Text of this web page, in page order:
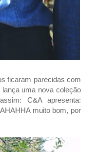
ficaram parecidas com
uma nova coleção
C&A apresenta:
muito bom, por